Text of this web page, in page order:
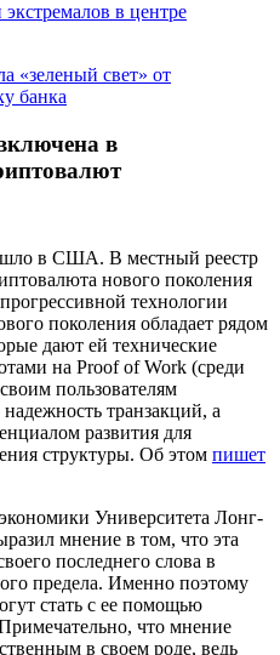
в центре
«зеленый свет» от
банка
в
в США. В местный реестр
нового поколения
технологии
поколения обладает рядом
дают ей технические
на Proof of Work (среди
пользователям
транзакций, а
развития для
структуры. Об этом пишет
Университета Лонг-
мнение в том, что эта
последнего слова в
предела. Именно поэтому
стать с ее помощью
что мнение
в своем роде, ведь